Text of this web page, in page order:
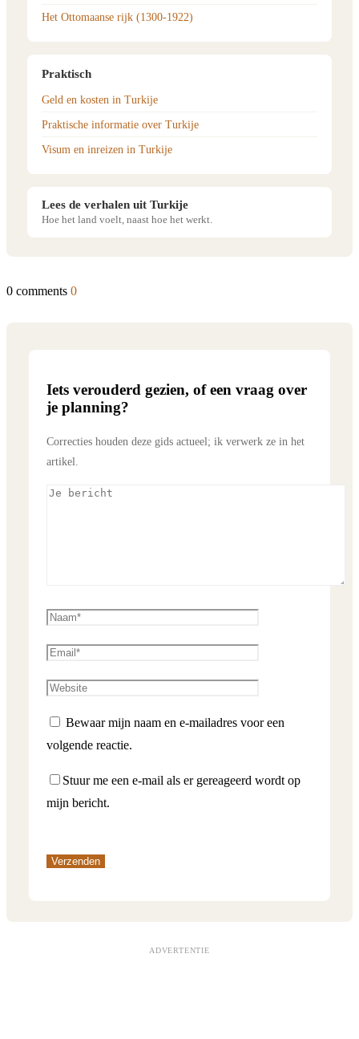
Het Ottomaanse rijk (1300-1922)
Praktisch
Geld en kosten in Turkije
Praktische informatie over Turkije
Visum en inreizen in Turkije
Lees de verhalen uit Turkije
Hoe het land voelt, naast hoe het werkt.
0 comments 0
Iets verouderd gezien, of een vraag over
je planning?
Correcties houden deze gids actueel; ik verwerk ze in het
artikel.
Bewaar mijn naam en e-mailadres voor een
volgende reactie.
Stuur me een e-mail als er gereageerd wordt op
mijn bericht.
ADVERTENTIE